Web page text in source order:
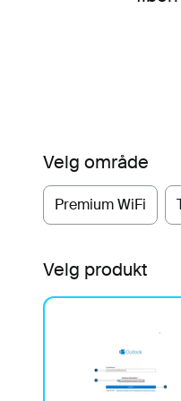
Velg område
Premium WiFi
Velg produkt